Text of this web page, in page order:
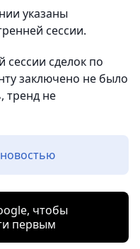
указаны
сессии.
сделок по
заключено не было
тренд не
чтобы
первым